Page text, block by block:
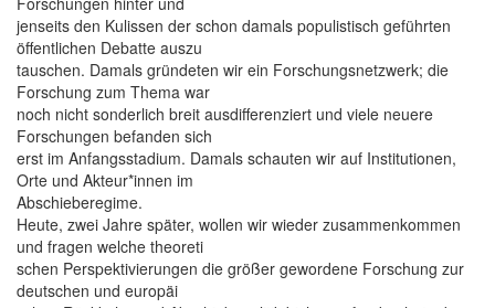
jenseits den Kulissen der schon damals populistisch geführten
öffentlichen Debatte auszu
tauschen. Damals gründeten wir ein Forschungsnetzwerk; die
Forschung zum Thema war
noch nicht sonderlich breit ausdifferenziert und viele neuere
Forschungen befanden sich
erst im Anfangsstadium. Damals schauten wir auf Institutionen,
Orte und Akteur*innen im
Abschieberegime.
Heute, zwei Jahre später, wollen wir wieder zusammenkommen
und fragen welche theoreti
schen Perspektivierungen die größer gewordene Forschung zur
deutschen und europäi